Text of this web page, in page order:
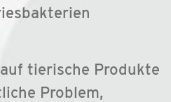
tierische Produkte
Problem,